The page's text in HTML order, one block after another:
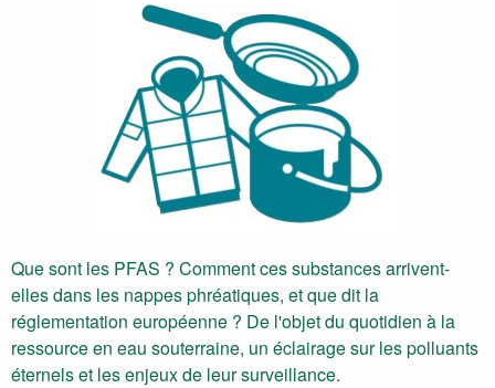
Que sont les PFAS ? Comment ces substances arrivent-
elles dans les nappes phréatiques, et que dit la
réglementation européenne ? De l'objet du quotidien à la
ressource en eau souterraine, un éclairage sur les polluants
éternels et les enjeux de leur surveillance.